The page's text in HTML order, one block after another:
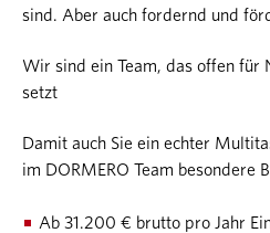
sind. Aber auch fordernd und
Wir sind ein Team, das offen für
setzt
Damit auch Sie ein echter
im DORMERO Team besondere
Ab 31.200 € brutto pro Jahr